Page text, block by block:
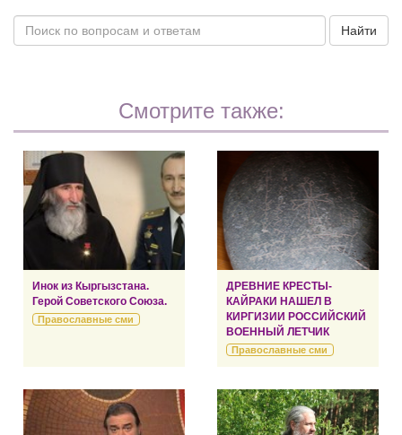
Найти
Смотрите также:
Инок из Кыргызстана.
Герой Советского Союза.
Православные сми
ДРЕВНИЕ КРЕСТЫ-
КАЙРАКИ НАШЕЛ В
КИРГИЗИИ РОССИЙСКИЙ
ВОЕННЫЙ ЛЕТЧИК
Православные сми